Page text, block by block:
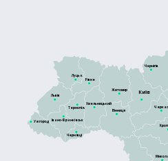
Луцьк
Київ
Житомир
Тернопіль
Рівне
Львів
Чернігів
Ужгород
Чернівці
Вінниця
Хмельницький
Івано-Франківськ